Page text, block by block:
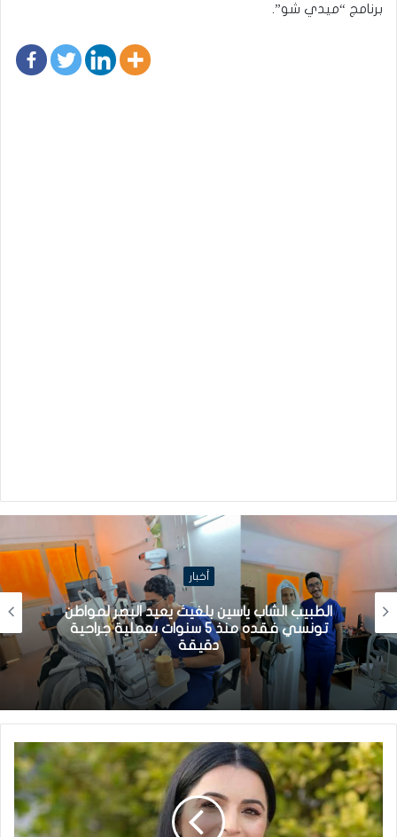
برنامج “ميدي شو”.
أخبار
الطبيب الشاب ياسين بلغيث يعيد البصر لمواطن
تونسي فقده منذ 5 سنوات بعملية جراحية
دقيقة